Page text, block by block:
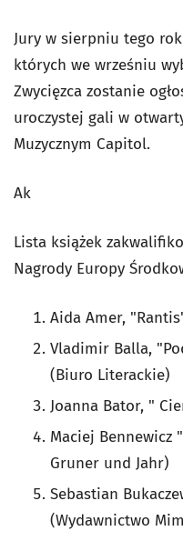
Jury w sierpniu tego
których we wrześniu
Zwycięzca zostanie
uroczystej gali w
Muzycznym Capitol.
Ak
Lista książek
Nagrody Europy
Aida Amer,
Vladimir Balla,
(Biuro Literackie)
Joanna Bator, "
Maciej Bennewicz
Gruner und Jahr)
Sebastian
(Wydawnictwo